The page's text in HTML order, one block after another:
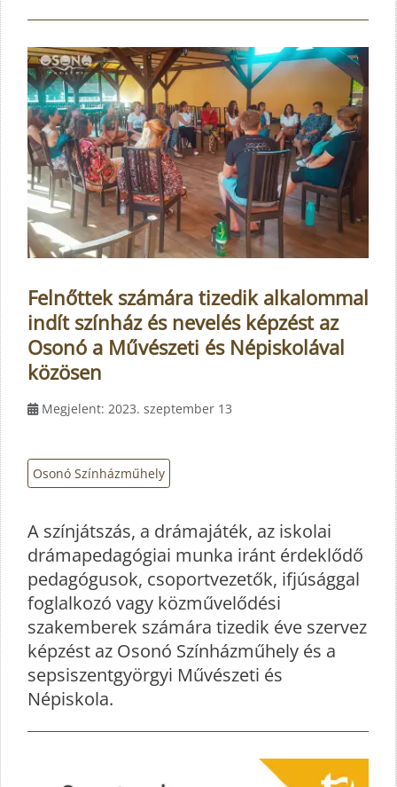
Felnőttek számára tizedik alkalommal
indít színház és nevelés képzést az
Osonó a Művészeti és Népiskolával
közösen
Megjelent: 2023. szeptember 13
Osonó Színházműhely
A színjátszás, a drámajáték, az iskolai
drámapedagógiai munka iránt érdeklődő
pedagógusok, csoportvezetők, ifjúsággal
foglalkozó vagy közművelődési
szakemberek számára tizedik éve szervez
képzést az Osonó Színházműhely és a
sepsiszentgyörgyi Művészeti és
Népiskola.